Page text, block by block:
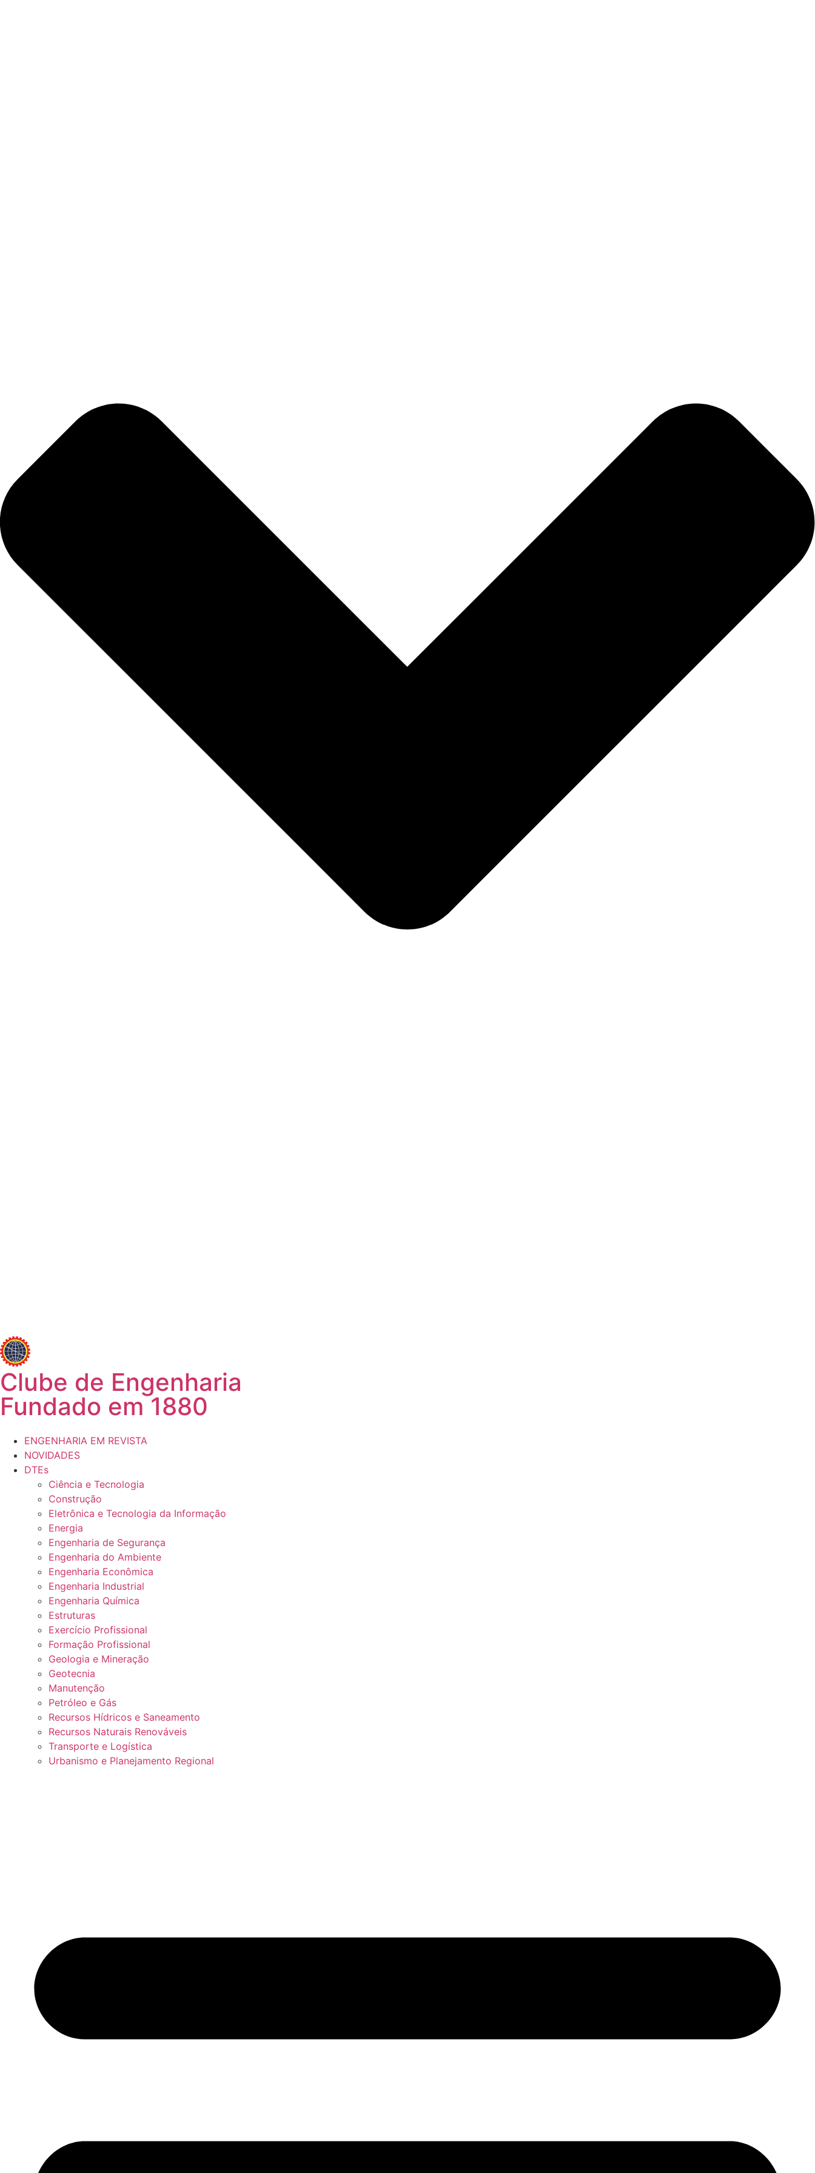
Clube de Engenharia
Fundado em 1880
ENGENHARIA EM REVISTA
NOVIDADES
DTEs
Ciência e Tecnologia
Construção
Eletrônica e Tecnologia da Informação
Energia
Engenharia de Segurança
Engenharia do Ambiente
Engenharia Econômica
Engenharia Industrial
Engenharia Química
Estruturas
Exercício Profissional
Formação Profissional
Geologia e Mineração
Geotecnia
Manutenção
Petróleo e Gás
Recursos Hídricos e Saneamento
Recursos Naturais Renováveis
Transporte e Logística
Urbanismo e Planejamento Regional